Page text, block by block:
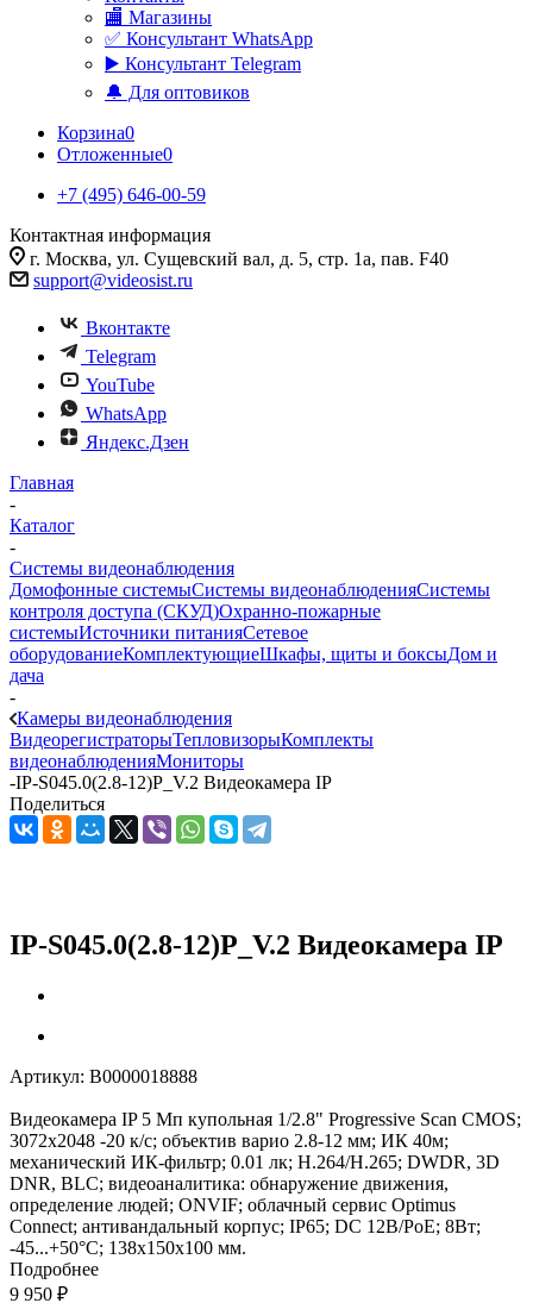
🏬 Магазины
✅️ Консультант WhatsApp
▶️ Консультант Telegram
🔔 Для оптовиков
Корзина0
Отложенные0
+7 (495) 646-00-59
Контактная информация
г. Москва, ул. Сущевский вал, д. 5, стр. 1а, пав. F40
support@videosist.ru
Вконтакте
Telegram
YouTube
WhatsApp
Яндекс.Дзен
Главная
-
Каталог
-
Системы видеонаблюдения
Домофонные системыСистемы видеонаблюденияСистемы
контроля доступа (СКУД)Охранно-пожарные
системыИсточники питанияСетевое
оборудованиеКомплектующиеШкафы, щиты и боксыДом и
дача
-
Камеры видеонаблюдения
ВидеорегистраторыТепловизорыКомплекты
видеонаблюденияМониторы
-IP-S045.0(2.8-12)P_V.2 Видеокамера IP
Поделиться
IP-S045.0(2.8-12)P_V.2 Видеокамера IP
Артикул: В0000018888
Видеокамера IP 5 Мп купольная 1/2.8" Progressive Scan CMOS;
3072х2048 -20 к/с; объектив варио 2.8-12 мм; ИК 40м;
механический ИК-фильтр; 0.01 лк; Н.264/H.265; DWDR, 3D
DNR, BLC; видеоаналитика: обнаружение движения,
определение людей; ONVIF; облачный сервис Optimus
Connect; антивандальный корпус; IP65; DC 12В/PoE; 8Вт;
-45...+50°C; 138х150х100 мм.
Подробнее
9 950 ₽